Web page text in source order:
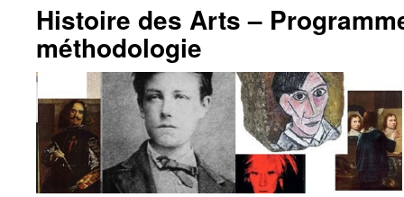
Histoire des Arts –
méthodologie